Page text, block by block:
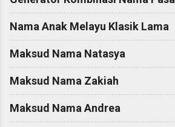
e
n
Nama Anak Melayu Klasik Lama
Maksud Nama Natasya
Maksud Nama Zakiah
Maksud Nama Andrea